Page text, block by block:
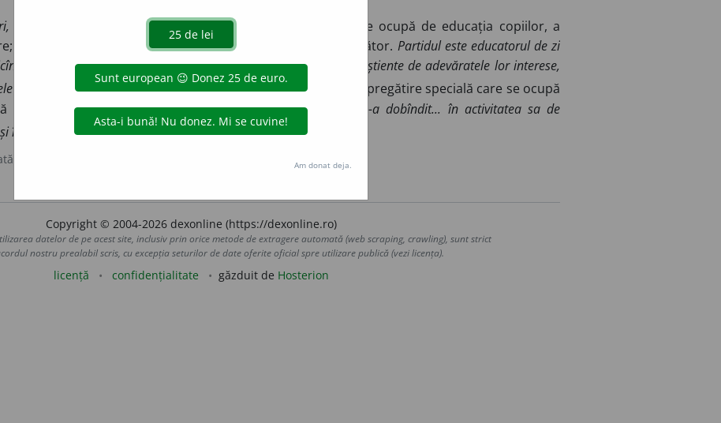
-oare,
Persoană cu o pregătire specială care se ocupă de educația copiilor, a
învățător, profesor.
V. pedagog.♦ Îndrumător, conducător. Partidul este educatorul de zi
necontenit nivelul politic, ideologic al maselor, făcîndu-le conștiente de adevăratele lor interese,
proprii.
SCÎNTEIA, 1953,nr.2029. ♦ (Numai laf.) Persoană cu pregătire specială care se ocupă
preșcolară, în cămine și în grădinițe.Succesele pe care le-a dobîndit... în activitatea sa de
însușirii operelor pedagogice sovietice.SCÎNTEIA, 1953,
de
Copyright © 2004-2026 dexonline (https://dexonline.ro)
datelor de pe acest site, inclusiv prin orice metode de extragere automată (web scraping, crawling), sunt strict
nostru prealabil scris, cu excepția seturilor de date oferite oficial spre utilizare publică (vezi licența).
licență confidențialitate găzduit de Hosterion
Am donat deja.